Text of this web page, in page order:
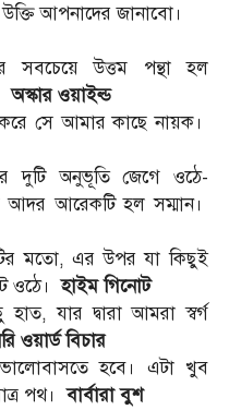
আপনাদের জানাবো।
সবচেয়ে উত্তম পন্থা হল
অস্কার ওয়াইল্ড
সে আমার কাছে নায়ক।
দুটি অনুভূতি জেগে ওঠে-
আরেকটি হল সম্মান।
মতো, এর উপর যা কিছুই
ওঠে।হাইম গিনোট
যার দ্বারা আমরা স্বর্গ
ওয়ার্ড বিচার
ভালোবাসতে হবে। এটা খুব
পথ।বার্বারা বুশ